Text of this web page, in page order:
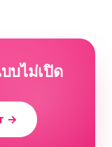
บไม่เปิด
→